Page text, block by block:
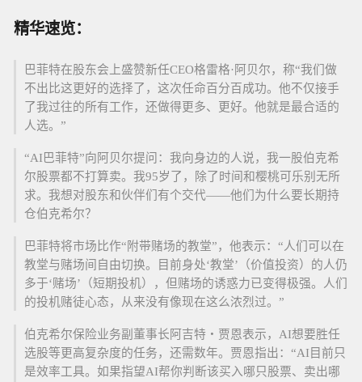
精华速览：
巴菲特在股东会上盛赞新任CEO格雷格·阿贝尔，称“我们做
不出比这更好的选择了，这次任命百分百成功。他不仅接手
了我过往的所有工作，还做得更多、更好。他就是最合适的
人选。”
“AI巴菲特”向阿贝尔提问：我向身边的人说，我一股伯克希
尔股票都不打算卖。我95岁了，除了时间和樱桃可乐别无所
求。我想对股东和伙伴们有个交代——他们为什么要长期持
仓伯克希尔？
巴菲特将市场比作“附带赌场的教堂”，他表示：“人们可以在
教堂与赌场间自由切换。目前身处‘教堂’（价值投资）的人仍
多于‘赌场’（短期投机），但赌场的诱惑力已变得极强。人们
的投机赌徒心态，从来没有像现在这么浓烈过。”
伯克希尔保险业务副董事长阿吉特・贾恩表示，AI想要胜任
选股等更高复杂度的任务，还需数年。贾恩指出：“AI目前只
是效率工具。如果指望AI帮你判断该买入哪只股票、卖出哪